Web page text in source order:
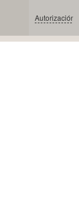
Autorización